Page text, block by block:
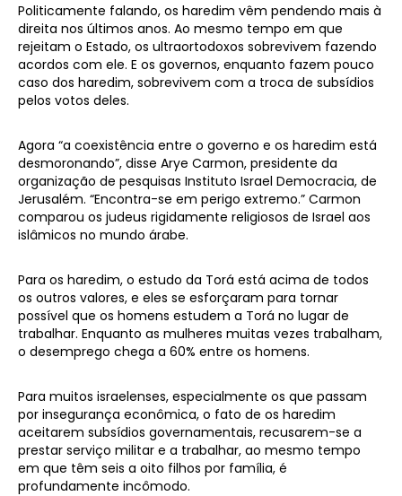
Politicamente falando, os haredim vêm pendendo mais à
direita nos últimos anos. Ao mesmo tempo em que
rejeitam o Estado, os ultraortodoxos sobrevivem fazendo
acordos com ele. E os governos, enquanto fazem pouco
caso dos haredim, sobrevivem com a troca de subsídios
pelos votos deles.
Agora “a coexistência entre o governo e os haredim está
desmoronando”, disse Arye Carmon, presidente da
organização de pesquisas Instituto Israel Democracia, de
Jerusalém. “Encontra-se em perigo extremo.” Carmon
comparou os judeus rigidamente religiosos de Israel aos
islâmicos no mundo árabe.
Para os haredim, o estudo da Torá está acima de todos
os outros valores, e eles se esforçaram para tornar
possível que os homens estudem a Torá no lugar de
trabalhar. Enquanto as mulheres muitas vezes trabalham,
o desemprego chega a 60% entre os homens.
Para muitos israelenses, especialmente os que passam
por insegurança econômica, o fato de os haredim
aceitarem subsídios governamentais, recusarem-se a
prestar serviço militar e a trabalhar, ao mesmo tempo
em que têm seis a oito filhos por família, é
profundamente incômodo.